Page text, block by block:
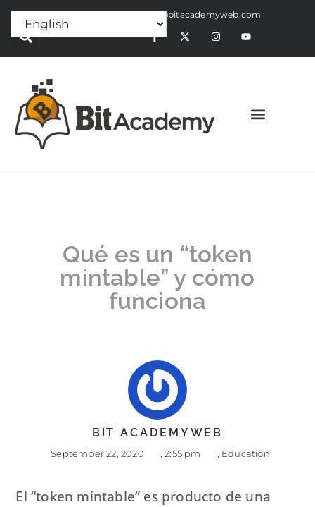
Press Release:alex@bitacademyweb.com
Qué es un “token
mintable” y cómo
funciona
BIT ACADEMYWEB
September 22, 2020 2:55 pm Education
El “token mintable” es producto de una